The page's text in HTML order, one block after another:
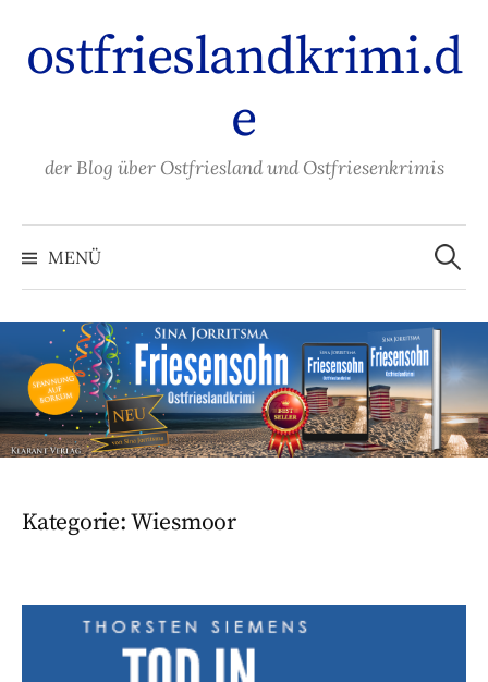
Inhalt
überspringen
ostfrieslandkrimi.d
e
der Blog über Ostfriesland und Ostfriesenkrimis
MENÜ
Suchen
nach:
Kategorie:Wiesmoor